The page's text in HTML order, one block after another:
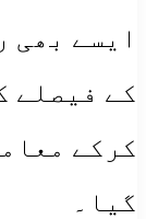
ایسے بھی
کے فیصلے
کرکے
گیا۔